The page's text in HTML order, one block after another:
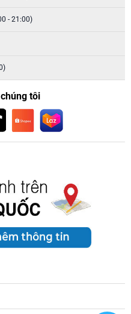
- 21:00)
tôi